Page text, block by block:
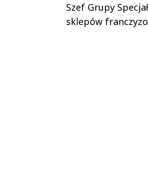
Szef Grupy
sklepów